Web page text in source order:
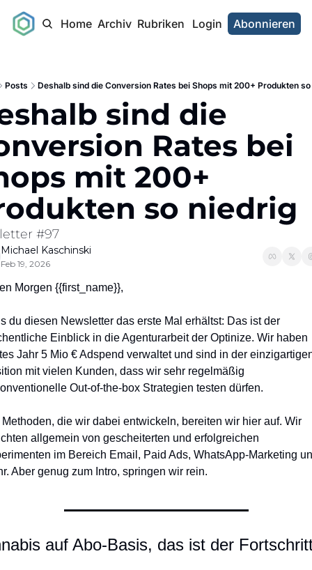
Home Archiv Rubriken Login Abonnieren
Posts Deshalb sind die Conversion Rates bei Shops mit 200+ Produkten
sind die
Rates bei
mit 200+
so niedrig
#97
Michael Kaschinski
Feb 19, 2026
Morgen {{first_name}},
du diesen Newsletter das erste Mal erhältst: Das ist der
Einblick in die Agenturarbeit der Optinize. Wir haben
Jahr 5 Mio € Adspend verwaltet und sind in der
mit vielen Kunden, dass wir sehr regelmäßig
Out-of-the-box Strategien testen dürfen.
die wir dabei entwickeln, bereiten wir hier auf. Wir
allgemein von gescheiterten und erfolgreichen
im Bereich Email, Paid Ads, WhatsApp-Marketing
Aber genug zum Intro, springen wir rein.
auf Abo-Basis, das ist der